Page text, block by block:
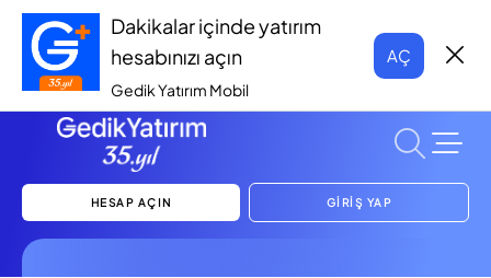
Dakikalar içinde yatırım
hesabınızı açın
Gedik Yatırım Mobil
AÇ
HESAP AÇIN GİRİŞ YAP